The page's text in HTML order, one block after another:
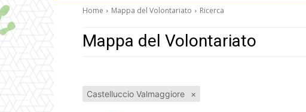
Home Mappa del Volontariato Ricerca
Mappa del Volontariato
×
Castelluccio Valmaggiore